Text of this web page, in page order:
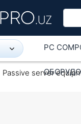
PC
Passive server